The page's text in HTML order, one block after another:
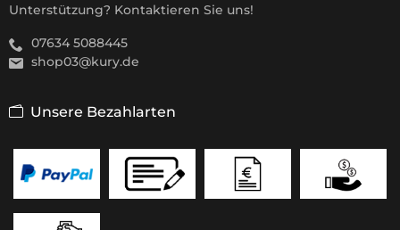
Unterstützung? Kontaktieren Sie uns!
07634 5088445
shop03@kury.de
Unsere Bezahlarten